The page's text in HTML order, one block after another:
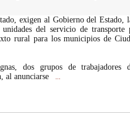
exigen al Gobierno del Estado,
del servicio de transporte
rural para los municipios de
dos grupos de trabajadores
al anunciarse